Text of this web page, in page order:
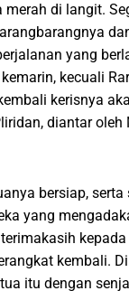
di langit.
yang
kecuali
kerisnya
diantar oleh
bersiap, serta
yang
kembali.
itu dengan